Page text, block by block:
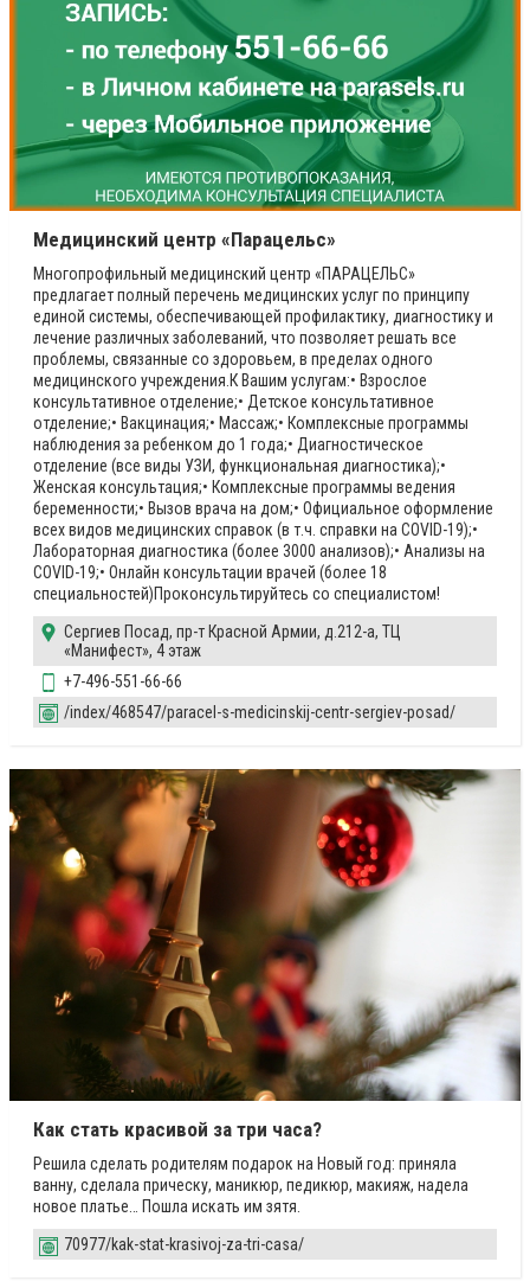
Медицинский центр «Парацельс»
Многопрофильный медицинский центр «ПАРАЦЕЛЬС»
предлагает полный перечень медицинских услуг по принципу
единой системы, обеспечивающей профилактику, диагностику и
лечение различных заболеваний, что позволяет решать все
проблемы, связанные со здоровьем, в пределах одного
медицинского учреждения.К Вашим услугам:• Взрослое
консультативное отделение;• Детское консультативное
отделение;• Вакцинация;• Массаж;• Комплексные программы
наблюдения за ребенком до 1 года;• Диагностическое
отделение (все виды УЗИ, функциональная диагностика);•
Женская консультация;• Комплексные программы ведения
беременности;• Вызов врача на дом;• Официальное оформление
всех видов медицинских справок (в т.ч. справки на COVID-19);•
Лабораторная диагностика (более 3000 анализов);• Анализы на
COVID-19;• Онлайн консультации врачей (более 18
специальностей)Проконсультируйтесь со специалистом!
Сергиев Посад, пр-т Красной Армии, д.212-а, ТЦ
«Манифест», 4 этаж
+7-496-551-66-66
/index/468547/paracel-s-medicinskij-centr-sergiev-posad/
Как стать красивой за три часа?
Решила сделать родителям подарок на Новый год: приняла
ванну, сделала прическу, маникюр, педикюр, макияж, надела
новое платье… Пошла искать им зятя.
70977/kak-stat-krasivoj-za-tri-casa/